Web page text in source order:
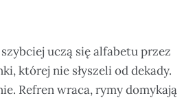
uczą się alfabetu przez
której nie słyszeli od dekady.
Refren wraca, rymy domykają